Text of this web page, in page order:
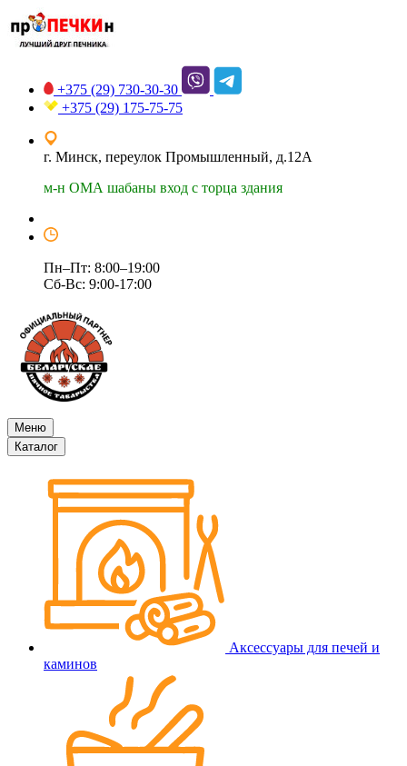
+375 (29) 730-30-30
+375 (29) 175-75-75
г. Минск, переулок Промышленный, д.12А
м-н ОМА шабаны вход с торца здания
Пн–Пт: 8:00–19:00
Сб-Вс: 9:00-17:00
Меню
Каталог
Аксессуары для печей и
каминов